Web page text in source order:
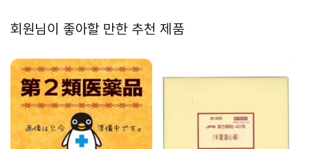
회원님이 좋아할 만한 추천 제품